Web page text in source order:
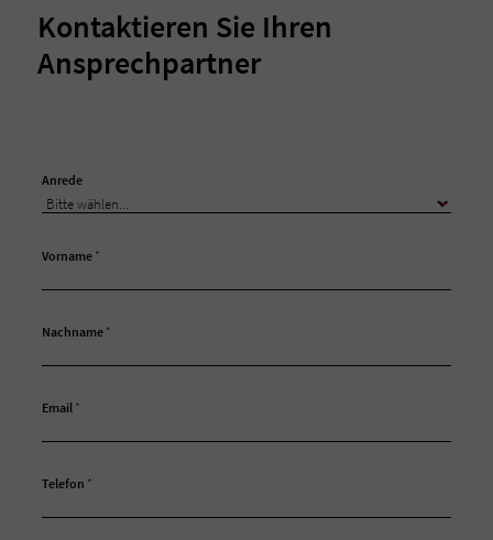
Kontaktieren Sie Ihren
Ansprechpartner
Anrede
Vorname *
Nachname *
Email *
Telefon *